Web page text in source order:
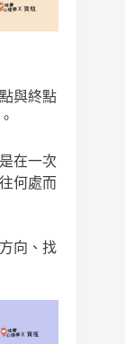
與終點
在一次
何處而
向、找